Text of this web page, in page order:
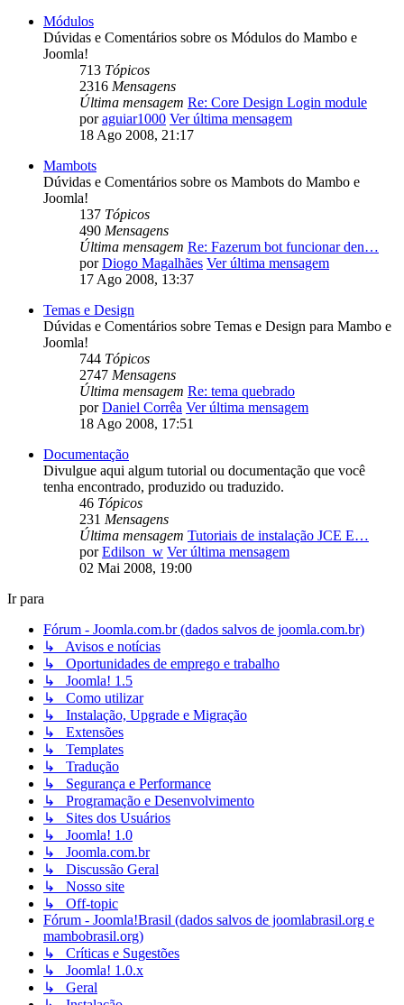
Módulos
Dúvidas e Comentários sobre os Módulos do Mambo e
Joomla!
713 Tópicos
2316 Mensagens
Última mensagem Re: Core Design Login module
poraguiar1000 Ver última mensagem
18 Ago 2008, 21:17
Mambots
Dúvidas e Comentários sobre os Mambots do Mambo e
Joomla!
137 Tópicos
490 Mensagens
Última mensagem Re: Fazerum bot funcionar den…
porDiogo Magalhães Ver última mensagem
17 Ago 2008, 13:37
Temas e Design
Dúvidas e Comentários sobre Temas e Design para Mambo e
Joomla!
744 Tópicos
2747 Mensagens
Última mensagem Re: tema quebrado
porDaniel Corrêa Ver última mensagem
18 Ago 2008, 17:51
Documentação
Divulgue aqui algum tutorial ou documentação que você
tenha encontrado, produzido ou traduzido.
46 Tópicos
231 Mensagens
Última mensagem Tutoriais de instalação JCE E…
porEdilson_w Ver última mensagem
02 Mai 2008, 19:00
Ir para
Fórum - Joomla.com.br (dados salvos de joomla.com.br)
↳ Avisos e notícias
↳ Oportunidades de emprego e trabalho
↳ Joomla! 1.5
↳ Como utilizar
↳ Instalação, Upgrade e Migração
↳ Extensões
↳ Templates
↳ Tradução
↳ Segurança e Performance
↳ Programação e Desenvolvimento
↳ Sites dos Usuários
↳ Joomla! 1.0
↳ Joomla.com.br
↳ Discussão Geral
↳ Nosso site
↳ Off-topic
Fórum - Joomla!Brasil (dados salvos de joomlabrasil.org e
mambobrasil.org)
↳ Críticas e Sugestões
↳ Joomla! 1.0.x
↳ Geral